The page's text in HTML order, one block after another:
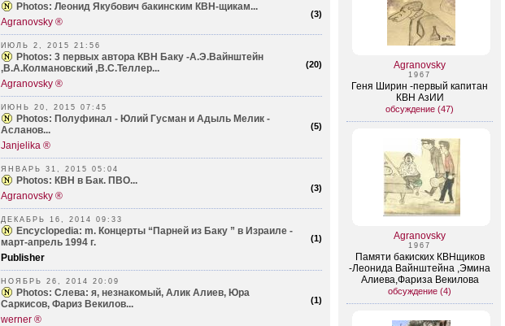
Agranovsky
1967
Геня Ширин -первый капитан
КВН АзИИ
обсуждение (47)
Agranovsky
1967
Памяти бакиских КВНщиков
-Леонида Вайнштейна ,Эмина
Алиева,Фариза Векилова
обсуждение (4)
(3)
Photos: Леонид Якубович бакинским КВН-щикам...
Agranovsky ®
ИЮЛЬ 2, 2015 21:56
(20)
Photos: 3 первых автора КВН Баку -А.Э.Вайнштейн
,В.А.Колмановский ,В.С.Теллер...
Agranovsky ®
ИЮНЬ 20, 2015 07:45
(5)
Photos: Полуфинал - Юлий Гусман и Адыль Мелик -
Асланов...
Janjelika ®
ЯНВАРЬ 31, 2015 05:04
(3)
Photos: КВН в Бак. ПВО...
Agranovsky ®
ДЕКАБРЬ 16, 2014 09:33
(1)
Encyclopedia: m. Концерты “Парней из Баку ” в Израиле -
март-апрель 1994 г.
Publisher
НОЯБРЬ 26, 2014 20:09
(1)
Photos: Слева: я, незнакомый, Алик Алиев, Юра
Саркисов, Фариз Векилов...
werner ®